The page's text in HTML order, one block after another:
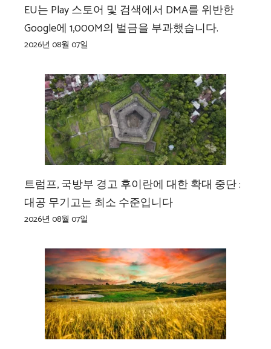
EU는 Play 스토어 및 검색에서 DMA를 위반한
Google에 1,000M의 벌금을 부과했습니다.
2026년 08월 07일
트럼프, 국방부 경고 후이란에 대한 확대 중단 :
대공 무기고는 최소 수준입니다
2026년 08월 07일